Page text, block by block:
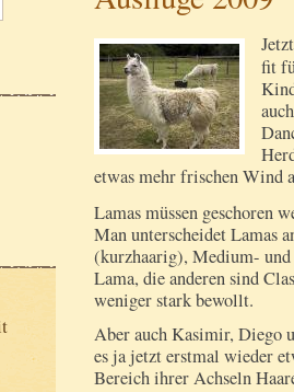
fit
etwas mehr frischen Wind
Lamas müssen geschoren
Man unterscheidet Lamas
(kurzhaarig), Medium-
Lama, die anderen sind
weniger stark bewollt.
Aber auch Kasimir, Diego
es ja jetzt erstmal wieder
Bereich ihrer Achseln